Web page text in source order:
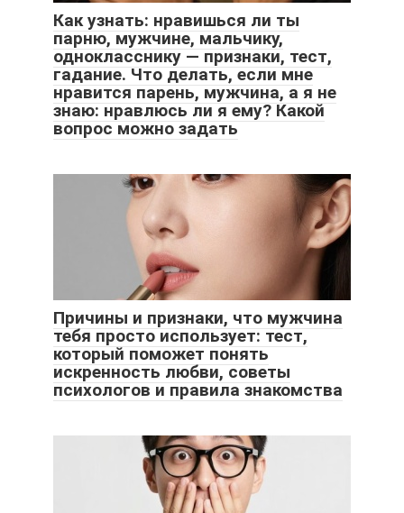
Как узнать: нравишься ли ты
парню, мужчине, мальчику,
однокласснику — признаки, тест,
гадание. Что делать, если мне
нравится парень, мужчина, а я не
знаю: нравлюсь ли я ему? Какой
вопрос можно задать
Причины и признаки, что мужчина
тебя просто использует: тест,
который поможет понять
искренность любви, советы
психологов и правила знакомства